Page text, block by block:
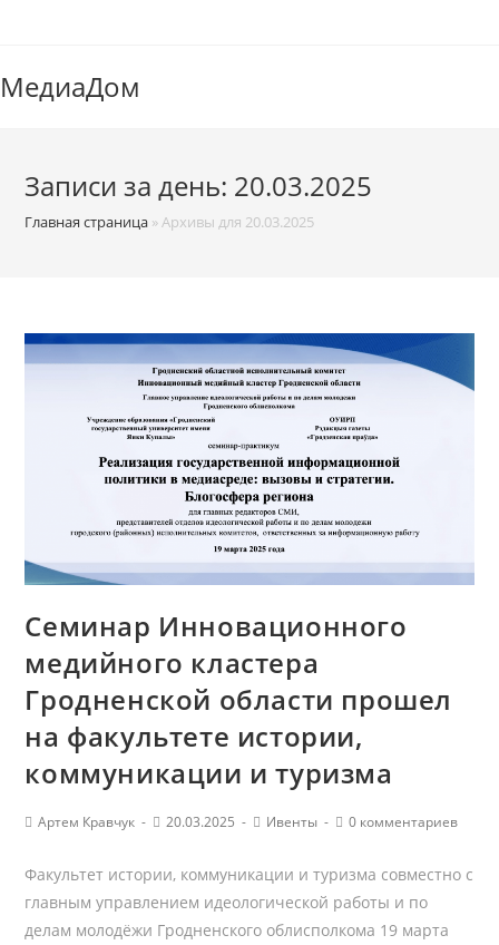
МедиаДом
Записи за день: 20.03.2025
Главная страница »Архивы для 20.03.2025
Семинар Инновационного
медийного кластера
Гродненской области прошел
на факультете истории,
коммуникации и туризма
Автор
Артем Кравчук
Запись
20.03.2025
Рубрика
Ивенты
Комментарии
0 комментариев
Факультет истории, коммуникации и туризма совместно с
главным управлением идеологической работы и по
делам молодёжи Гродненского облисполкома 19 марта